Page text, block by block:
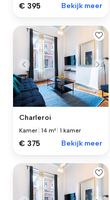
€ 395 Bekijk meer
Charleroi
Kamer |14 m² |1 kamer
€ 375 Bekijk meer